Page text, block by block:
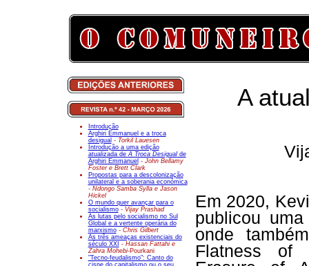
Introdução
Arghiri Emmanuel e a troca
desigual - Torkil Lauesen
Introdução a uma edição
atualizada deA Troca Desigualde
Arghiri Emmanuel - John Bellamy
Foster e Brett Clark
Propostas para a descolonização
unilateral e a soberania económica
- Ndongo Samba Sylla e Jason
Hickel
O mundo quer avançar para o
socialismo- Vijay Prashad
As lutas pelo socialismo no Sul
Global e a vertente operária do
marxismo- Chris Gilbert
As três ameaças existenciais do
século XXI - Hassan Fattahi e
Zahra Mohebi-Pourkani
"Tecno-feudalismo": Canto do
cisne do capitalismo ou o seu
A
Em 2020,
publicou
onde
Flatness of